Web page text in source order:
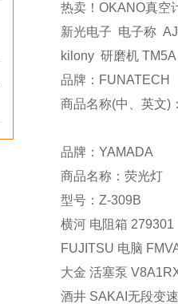
热卖！OKANO真空
新光电子 电子称
kilony 研磨机 TM5A
品牌：FUNATECH
商品名称(中、英文)
品牌：YAMADA
商品名称：荧光灯
型号：Z-309B
横河 电阻箱 279301
FUJITSU 电脑
大金 活塞泵
酒井 SAKAI无段变